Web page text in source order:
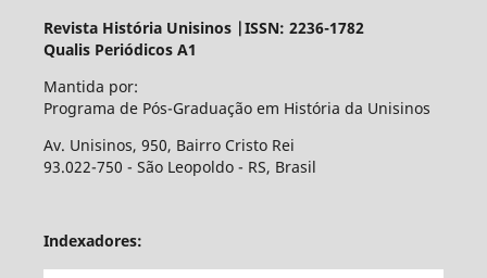
Revista História Unisinos |ISSN: 2236-1782
Qualis Periódicos A1
Mantida por:
Programa de Pós-Graduação em História da Unisinos
Av. Unisinos, 950, Bairro Cristo Rei
93.022-750 - São Leopoldo - RS, Brasil
Indexadores: